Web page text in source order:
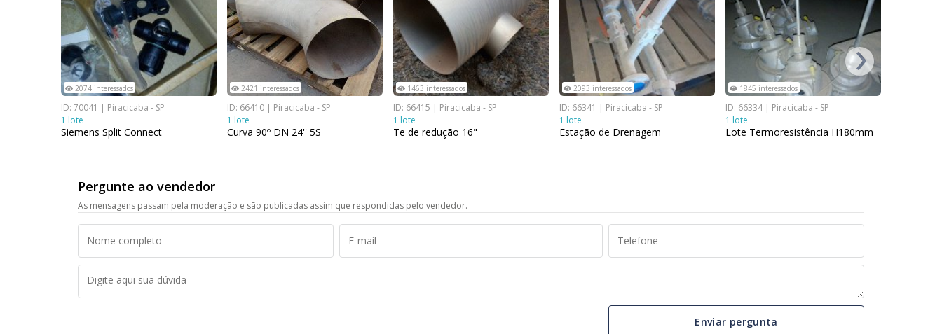
2074 interessados
ID: 70041 | Piracicaba - SP
1 lote
Siemens Split Connect
2421 interessados
ID: 66410 | Piracicaba - SP
1 lote
Curva 90º DN 24'' 5S
1463 interessados
ID: 66415 | Piracicaba - SP
1 lote
Te de redução 16"
2093 interessados
ID: 66341 | Piracicaba - SP
1 lote
Estação de Drenagem
1845 interessados
ID: 66334 | Piracicaba - SP
1 lote
Lote Termoresistência H180mm
›
Pergunte ao vendedor
As mensagens passam pela moderação e são publicadas assim que respondidas pelo vendedor.
Enviar pergunta